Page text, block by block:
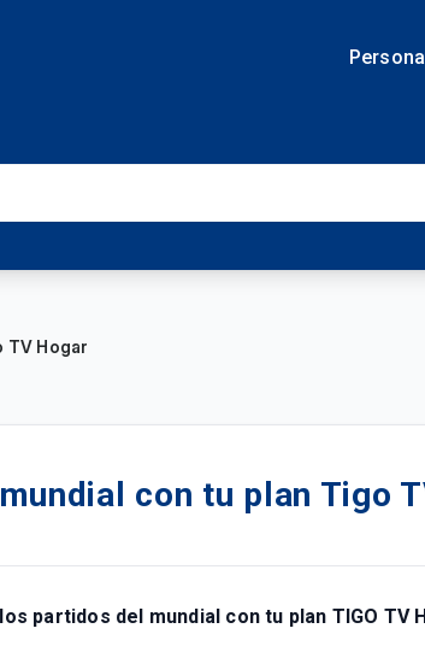
TV Hogar
con tu plan Tigo
partidos del mundial con tu plan TIGO TV